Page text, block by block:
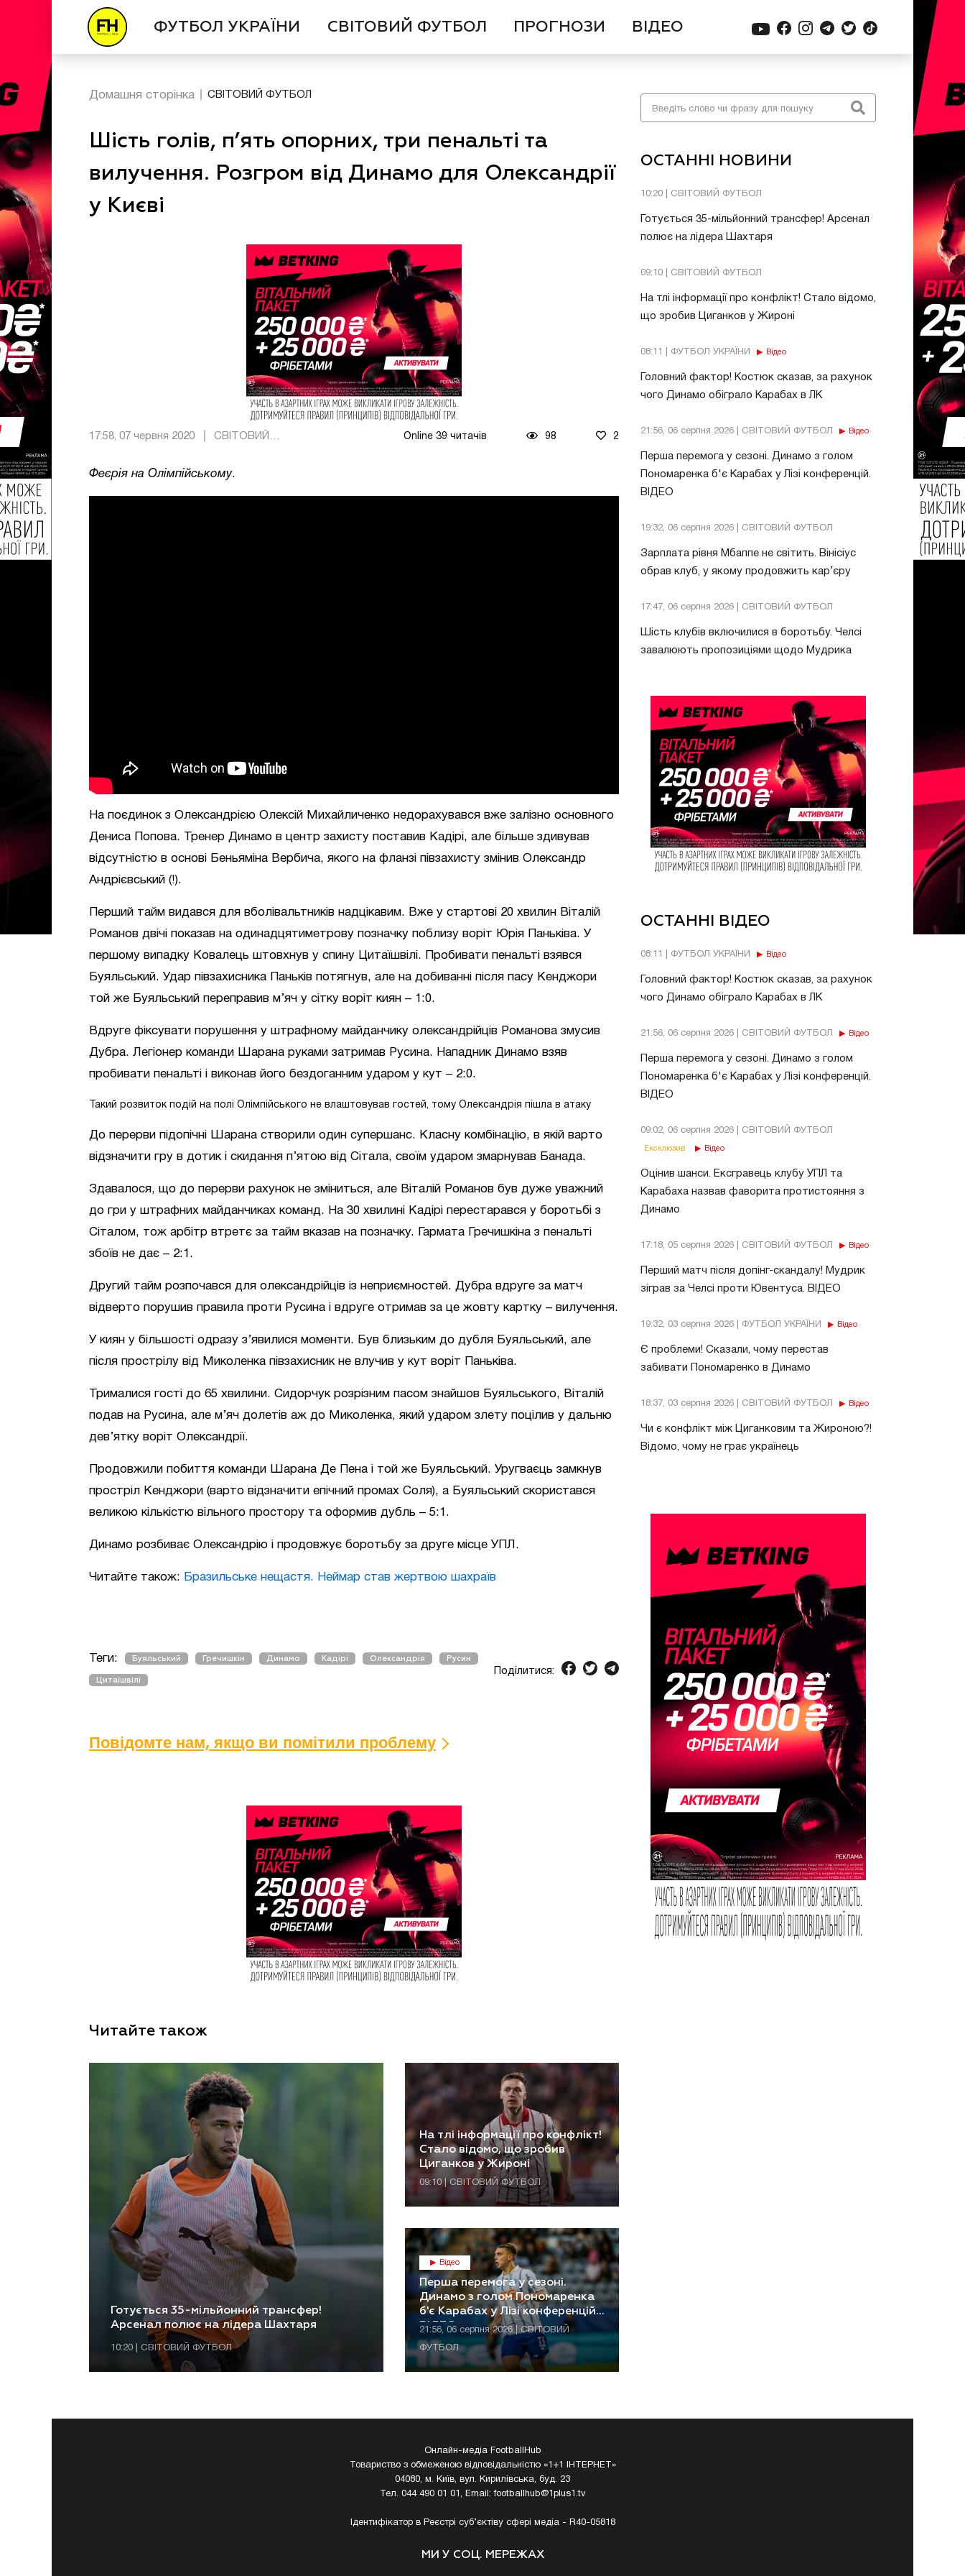
ФУТБОЛ УКРАЇНИ СВІТОВИЙ ФУТБОЛ ПРОГНОЗИ ВІДЕО
ОСТАННІ НОВИНИ
10:20 | СВІТОВИЙ ФУТБОЛ
Готується 35-мільйонний трансфер! Арсенал
полює на лідера Шахтаря
09:10 | СВІТОВИЙ ФУТБОЛ
На тлі інформації про конфлікт! Стало відомо,
що зробив Циганков у Жироні
08:11 | ФУТБОЛ УКРАЇНИ Відео
Головний фактор! Костюк сказав, за рахунок
чого Динамо обіграло Карабах в ЛК
21:56, 06 серпня 2026 | СВІТОВИЙ ФУТБОЛ Відео
Перша перемога у сезоні. Динамо з голом
Пономаренка б'є Карабах у Лізі конференцій.
ВІДЕО
19:32, 06 серпня 2026 | СВІТОВИЙ ФУТБОЛ
Зарплата рівня Мбаппе не світить. Вінісіус
обрав клуб, у якому продовжить кар’єру
17:47, 06 серпня 2026 | СВІТОВИЙ ФУТБОЛ
Шість клубів включилися в боротьбу. Челсі
завалюють пропозиціями щодо Мудрика
ОСТАННІ ВІДЕО
08:11 | ФУТБОЛ УКРАЇНИ Відео
Головний фактор! Костюк сказав, за рахунок
чого Динамо обіграло Карабах в ЛК
21:56, 06 серпня 2026 | СВІТОВИЙ ФУТБОЛ Відео
Перша перемога у сезоні. Динамо з голом
Пономаренка б'є Карабах у Лізі конференцій.
ВІДЕО
09:02, 06 серпня 2026 | СВІТОВИЙ ФУТБОЛ
Ексклюзив Відео
Оцінив шанси. Ексгравець клубу УПЛ та
Карабаха назвав фаворита протистояння з
Динамо
17:18, 05 серпня 2026 | СВІТОВИЙ ФУТБОЛ Відео
Перший матч після допінг-скандалу! Мудрик
зіграв за Челсі проти Ювентуса. ВІДЕО
19:32, 03 серпня 2026 | ФУТБОЛ УКРАЇНИ Відео
Є проблеми! Сказали, чому перестав
забивати Пономаренко в Динамо
18:37, 03 серпня 2026 | СВІТОВИЙ ФУТБОЛ Відео
Чи є конфлікт між Циганковим та Жироною?!
Відомо, чому не грає українець
Домашня сторінка СВІТОВИЙ ФУТБОЛ
Шість голів, п’ять опорних, три пенальті та
вилучення. Розгром від Динамо для Олександрії
у Києві
17:58, 07 червня 2020 Online 39 читачів 98 2
Феєрія на Олімпійському.
На поєдинок з Олександрією Олексій Михайличенко недорахувався вже залізно основного
Дениса Попова. Тренер Динамо в центр захисту поставив Кадірі, але більше здивував
відсутністю в основі Беньяміна Вербича, якого на фланзі півзахисту змінив Олександр
Андрієвський (!).
Перший тайм видався для вболівальтників надцікавим. Вже у стартові 20 хвилин Віталій
Романов двічі показав на одинадцятиметрову позначку поблизу воріт Юрія Паньківа. У
першому випадку Ковалець штовхнув у спину Цитаїшвілі. Пробивати пенальті взявся
Буяльський. Удар півзахисника Паньків потягнув, але на добиванні після пасу Кенджори
той же Буяльський переправив м’яч у сітку воріт киян – 1:0.
Вдруге фіксувати порушення у штрафному майданчику олександрійців Романова змусив
Дубра. Легіонер команди Шарана руками затримав Русина. Нападник Динамо взяв
пробивати пенальті і виконав його бездоганним ударом у кут – 2:0.
Такий розвиток подій на полі Олімпійського не влаштовував гостей, тому Олександрія пішла в атаку
До перерви підопічні Шарана створили один супершанс. Класну комбінацію, в якій варто
відзначити гру в дотик і скидання п’ятою від Сітала, своїм ударом змарнував Банада.
Здавалося, що до перерви рахунок не зміниться, але Віталій Романов був дуже уважний
до гри у штрафних майданчиках команд. На 30 хвилині Кадірі перестарався у боротьбі з
Сіталом, тож арбітр втретє за тайм вказав на позначку. Гармата Гречишкіна з пенальті
збоїв не дає – 2:1.
Другий тайм розпочався для олександрійців із неприємностей. Дубра вдруге за матч
відверто порушив правила проти Русина і вдруге отримав за це жовту картку – вилучення.
У киян у більшості одразу з’явилися моменти. Був близьким до дубля Буяльський, але
після прострілу від Миколенка півзахисник не влучив у кут воріт Паньківа.
Трималися гості до 65 хвилини. Сидорчук розрізним пасом знайшов Буяльського, Віталій
подав на Русина, але м’яч долетів аж до Миколенка, який ударом злету поцілив у дальню
дев’ятку воріт Олександрії.
Продовжили побиття команди Шарана Де Пена і той же Буяльський. Уругваєць замкнув
простріл Кенджори (варто відзначити епічний промах Соля), а Буяльський скористався
великою кількістю вільного простору та оформив дубль – 5:1.
Динамо розбиває Олександрію і продовжує боротьбу за друге місце УПЛ.
Читайте також: Бразильське нещастя. Неймар став жертвою шахраїв
Теги: Буяльський Гречишкін Динамо Кадірі Олександрія Русин
Цитаїшвілі
Поділитися:
Повідомте нам, якщо ви помітили проблему
Читайте також
Готується 35-мільйонний трансфер!
Арсенал полює на лідера Шахтаря
10:20 | СВІТОВИЙ ФУТБОЛ
На тлі інформації про конфлікт!
Стало відомо, що зробив
Циганков у Жироні
09:10 | СВІТОВИЙ ФУТБОЛ
Відео
Перша перемога у сезоні.
Динамо з голом Пономаренка
б'є Карабах у Лізі конференцій.
ВІДЕО
21:56, 06 серпня 2026 | СВІТОВИЙ
ФУТБОЛ
Онлайн-медіа FootballHub
Товариство з обмеженою відповідальністю «1+1 ІНТЕРНЕТ»
04080, м. Київ, вул. Кирилівська, буд. 23
Тел. 044 490 01 01, Email:footballhub@1plus1.tv
Ідентифікатор в Реєстрі суб’єктіву сфері медіа - R40-05818
МИ У СОЦ. МЕРЕЖАХ